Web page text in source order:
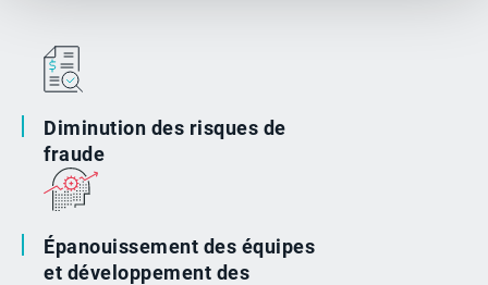
Diminution des risques de
fraude
Épanouissement des équipes
et développement des